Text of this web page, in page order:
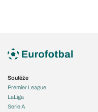
Soutěže
Premier League
LaLiga
Serie A